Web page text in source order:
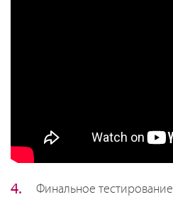
Финальное тестирование